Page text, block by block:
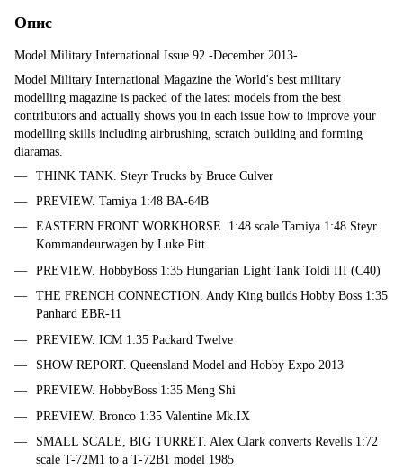
Опис
Model Military International Issue 92 -December 2013-
Model Military International Magazine the World's best military
modelling magazine is packed of the latest models from the best
contributors and actually shows you in each issue how to improve your
modelling skills including airbrushing, scratch building and forming
diaramas.
THINK TANK. Steyr Trucks by Bruce Culver
PREVIEW. Tamiya 1:48 BA-64B
EASTERN FRONT WORKHORSE. 1:48 scale Tamiya 1:48 Steyr
Kommandeurwagen by Luke Pitt
PREVIEW. HobbyBoss 1:35 Hungarian Light Tank Toldi III (C40)
THE FRENCH CONNECTION. Andy King builds Hobby Boss 1:35
Panhard EBR-11
PREVIEW. ICM 1:35 Packard Twelve
SHOW REPORT. Queensland Model and Hobby Expo 2013
PREVIEW. HobbyBoss 1:35 Meng Shi
PREVIEW. Bronco 1:35 Valentine Mk.IX
SMALL SCALE, BIG TURRET. Alex Clark converts Revells 1:72
scale T-72M1 to a T-72B1 model 1985